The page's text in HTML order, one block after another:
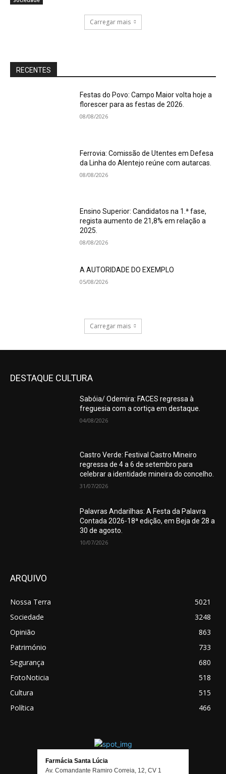
Carregar mais
RECENTES
Festas do Povo: Campo Maior volta hoje a
florescer para as festas de 2026.
08/08/2026
Ferrovia: Comissão de Utentes em Defesa
da Linha do Alentejo reúne com autarcas.
08/08/2026
Ensino Superior: Candidatos na 1.ª fase,
regista aumento de 21,8% em relação a
2025.
08/08/2026
A AUTORIDADE DO EXEMPLO
05/08/2026
Carregar mais
DESTAQUE CULTURA
Sabóia/ Odemira: FACES regressa à
freguesia com a cortiça em destaque.
04/08/2026
Castro Verde: Festival Castro Mineiro
regressa de 4 a 6 de setembro para
celebrar a identidade mineira do concelho.
31/07/2026
Palavras Andarilhas: A Festa da Palavra
Contada 2026-18ª edição, em Beja de 28 a
30 de agosto.
10/07/2026
ARQUIVO
Nossa Terra
5021
Sociedade
3248
Opinião
863
Património
733
Segurança
680
FotoNoticia
518
Cultura
515
Política
466